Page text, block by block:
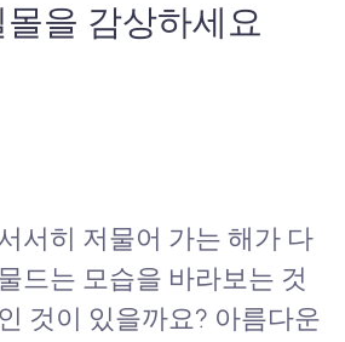
을 감상하세요
서히 저물어 가는 해가 다
드는 모습을 바라보는 것
것이 있을까요? 아름다운